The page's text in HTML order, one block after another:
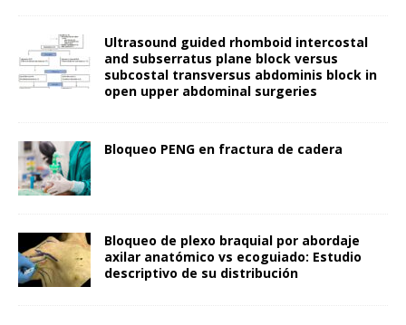
Ultrasound guided rhomboid intercostal
and subserratus plane block versus
subcostal transversus abdominis block in
open upper abdominal surgeries
Bloqueo PENG en fractura de cadera
Bloqueo de plexo braquial por abordaje
axilar anatómico vs ecoguiado: Estudio
descriptivo de su distribución